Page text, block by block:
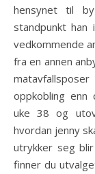
hensynet til
standpunkt
vedkommende
fra en annen
oppkobling enn
uke 38 og
hvordan jenny
utrykker seg
finner du